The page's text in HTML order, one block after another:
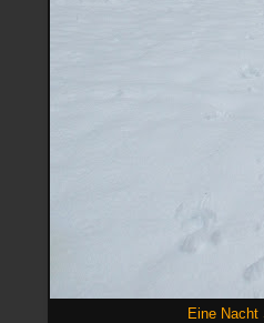
Eine